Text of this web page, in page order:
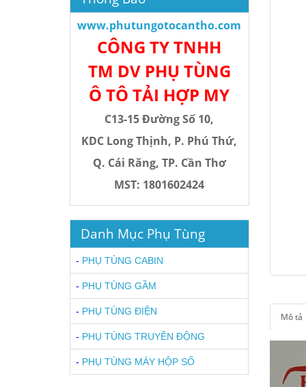
www.phutungotocantho.com
CÔNG TY TNHH
TM DV PHỤ TÙNG
Ô TÔ TẢI HỢP MY
C13-15 Đường Số 10,
KDC Long Thịnh, P. Phú Thứ,
Q. Cái Răng, TP. Cần Thơ
MST: 1801602424
Danh Mục Phụ Tùng
- PHỤ TÙNG CABIN
- PHỤ TÙNG GẦM
- PHỤ TÙNG ĐIỆN
- PHỤ TÙNG TRUYỀN ĐỘNG
- PHỤ TÙNG MÁY HỘP SỐ
Mô tả